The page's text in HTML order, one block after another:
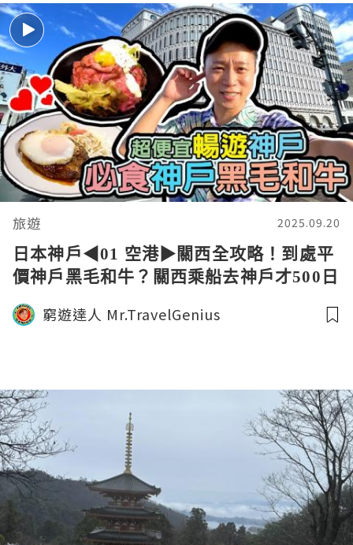
旅遊 2025.09.20
日本神戶◀︎01 空港▶︎關西全攻略！到處平
價神戶黑毛和牛？關西乘船去神戶才500日
元？便宜華麗住宿 還包含免費酒吧暢飲？
Kobe Travel 窮遊達人4K 中字 English
窮遊達人 Mr.TravelGenius